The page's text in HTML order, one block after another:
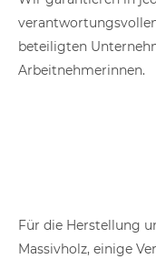
beteiligten
Arbeitnehmerinnen.
Für die Herstellung
Massivholz, einige